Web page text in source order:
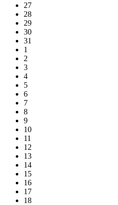
27
28
29
30
31
1
2
3
4
5
6
7
8
9
10
11
12
13
14
15
16
17
18